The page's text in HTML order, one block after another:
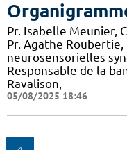
Pr. Isabelle Meunier,
Pr. Agathe
neurosensorielles
Responsable de la
Ravalison,
05/08/2025 18:46